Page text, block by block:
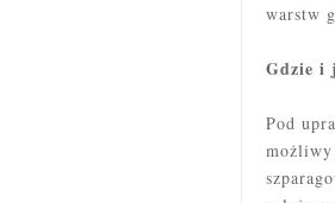
warstw
Gdzie i
Pod
możliwy